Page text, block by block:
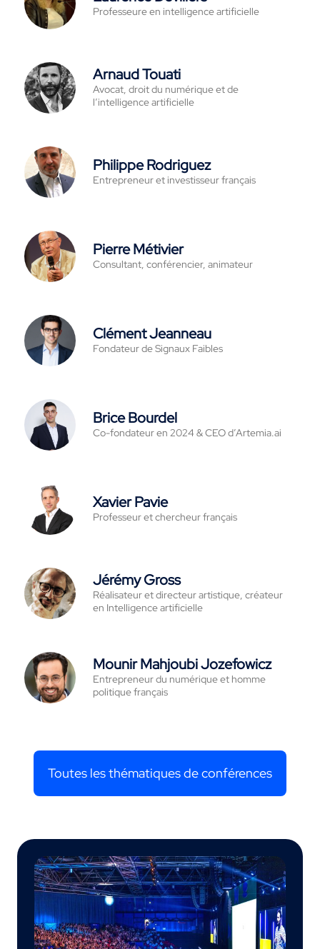
Professeure en intelligence artificielle
Arnaud Touati
Avocat, droit du numérique et de
l’intelligence artificielle
Philippe Rodriguez
Entrepreneur et investisseur français
Pierre Métivier
Consultant, conférencier, animateur
Clément Jeanneau
Fondateur de Signaux Faibles
Brice Bourdel
Co-fondateur en 2024 & CEO d’Artemia.ai
Xavier Pavie
Professeur et chercheur français
Jérémy Gross
Réalisateur et directeur artistique, créateur
en Intelligence artificielle
Mounir Mahjoubi Jozefowicz
Entrepreneur du numérique et homme
politique français
Toutes les thématiques de conférences